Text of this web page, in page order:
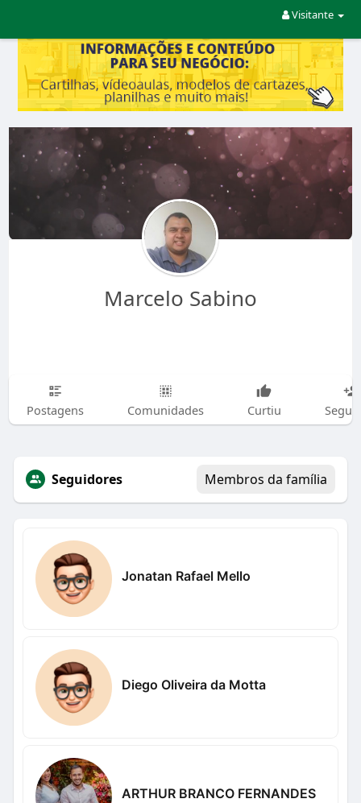
Visitante
Marcelo Sabino
Postagens Comunidades Curtiu
Seguidores Membros da família
Jonatan Rafael Mello
Diego Oliveira da Motta
ARTHUR BRANCO FERNANDES